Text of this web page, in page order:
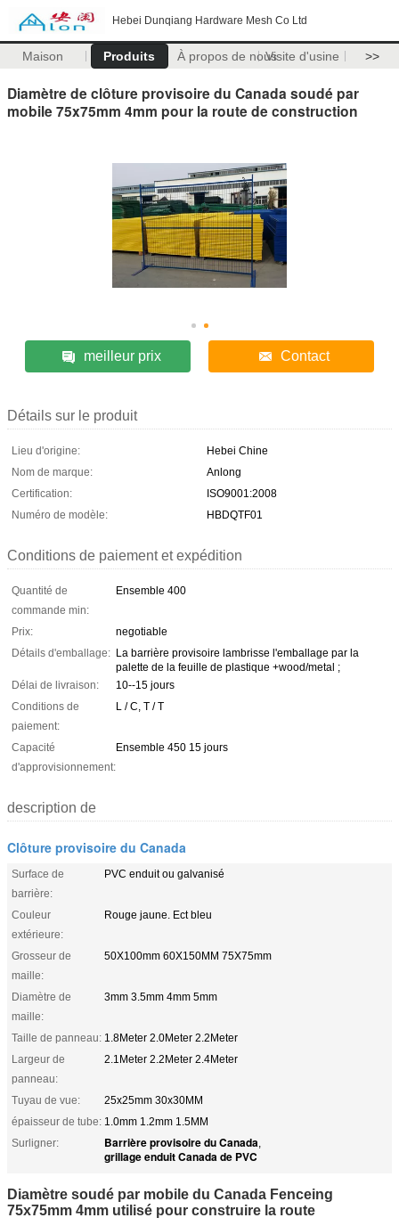
Hebei Dunqiang Hardware Mesh Co Ltd
Maison Produits À propos de nousVisite d'usine >>
Diamètre de clôture provisoire du Canada soudé par
mobile 75x75mm 4mm pour la route de construction
meilleur prix Contact
Détails sur le produit
Lieu d'origine:
Hebei Chine
Nom de marque:
Anlong
Certification:
ISO9001:2008
Numéro de modèle:
HBDQTF01
Conditions de paiement et expédition
Quantité de
commande min:
Ensemble 400
Prix:
negotiable
Détails d'emballage: La barrière provisoire lambrisse l'emballage par la
palette de la feuille de plastique +wood/metal ;
Délai de livraison:
10--15 jours
Conditions de
paiement:
L / C, T / T
Capacité
d'approvisionnement:
Ensemble 450 15 jours
description de
Clôture provisoire du Canada
Surface de
barrière:
PVC enduit ou galvanisé
Couleur
extérieure:
Rouge jaune. Ect bleu
Grosseur de
maille:
50X100mm 60X150MM 75X75mm
Diamètre de
maille:
3mm 3.5mm 4mm 5mm
Taille de panneau: 1.8Meter 2.0Meter 2.2Meter
Largeur de
panneau:
2.1Meter 2.2Meter 2.4Meter
Tuyau de vue:
25x25mm 30x30MM
épaisseur de tube: 1.0mm 1.2mm 1.5MM
Surligner:
Barrière provisoire du Canada,
grillage enduit Canada de PVC
Diamètre soudé par mobile du Canada Fenceing
75x75mm 4mm utilisé pour construire la route